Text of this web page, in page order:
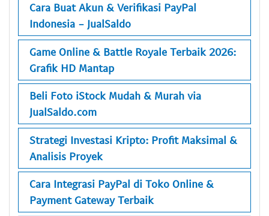
Cara Buat Akun & Verifikasi PayPal
Indonesia - JualSaldo
Game Online & Battle Royale Terbaik 2026:
Grafik HD Mantap
Beli Foto iStock Mudah & Murah via
JualSaldo.com
Strategi Investasi Kripto: Profit Maksimal &
Analisis Proyek
Cara Integrasi PayPal di Toko Online &
Payment Gateway Terbaik